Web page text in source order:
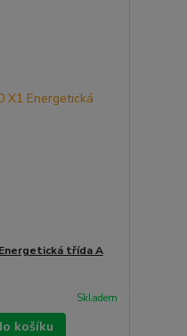
třída A
Skladem
košíku